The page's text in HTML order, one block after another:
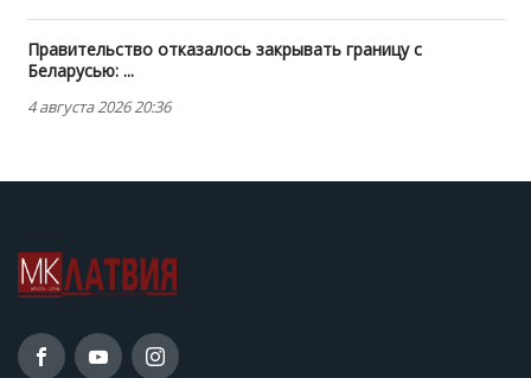
Правительство отказалось закрывать границу с
Беларусью: ...
4 августа 2026 20:36